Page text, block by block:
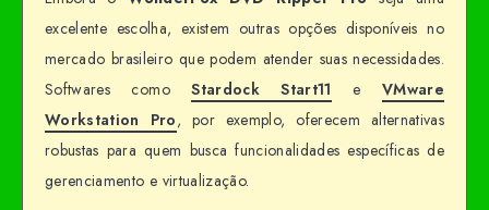
excelente escolha, existem outras opções disponíveis no
mercado brasileiro que podem atender suas necessidades.
Softwares comoStardock Start11 e VMware
Workstation Pro, por exemplo, oferecem alternativas
robustas para quem busca funcionalidades específicas de
gerenciamento e virtualização.